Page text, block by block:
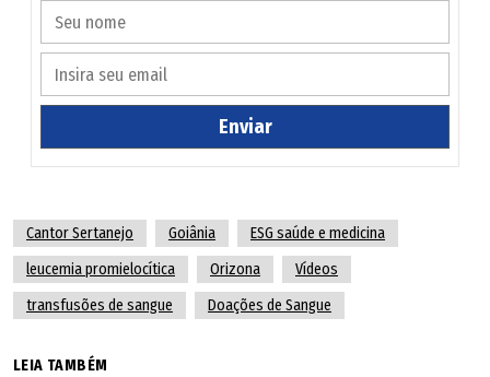
Enviar
Cantor Sertanejo Goiânia
ESG saúde e medicina
leucemia promielocítica
Orizona
Vídeos
transfusões de sangue
Doações de Sangue
LEIA TAMBÉM